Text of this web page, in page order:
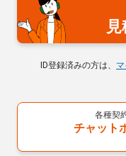
ID登録済みの方は、
各種契
チャット